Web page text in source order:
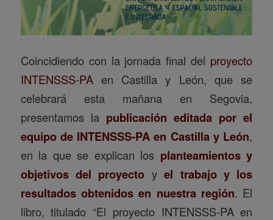
Coincidiendo con la jornada final del proyecto
INTENSSS-PAen Castilla y León, que se
celebrará esta mañana en Segovia,
presentamos la publicación editada por el
equipo de INTENSSS-PA en Castilla y León,
en la que se explican los planteamientos y
objetivos del proyecto yel trabajo y los
resultados obtenidos en nuestra región. El
libro, titulado “El proyecto INTENSSS-PA en